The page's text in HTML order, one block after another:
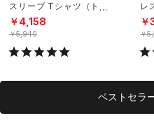
スリーブ Tシャツ（トレ
ーニング/MEN）
￥4,158
￥5,940
レ
グ
￥
ベストセラ